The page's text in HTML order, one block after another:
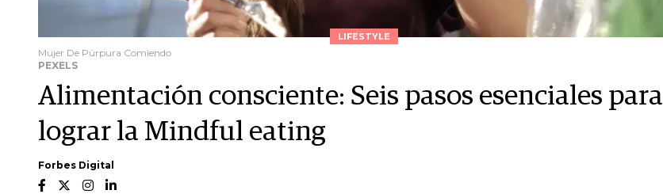
LIFESTYLE
Mujer De Púrpura Comiendo
PEXELS
Alimentación consciente: Seis pasos esenciales para
lograr la Mindful eating
Forbes Digital